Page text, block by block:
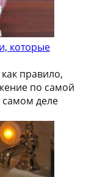
которые
правило,
по самой
самом деле